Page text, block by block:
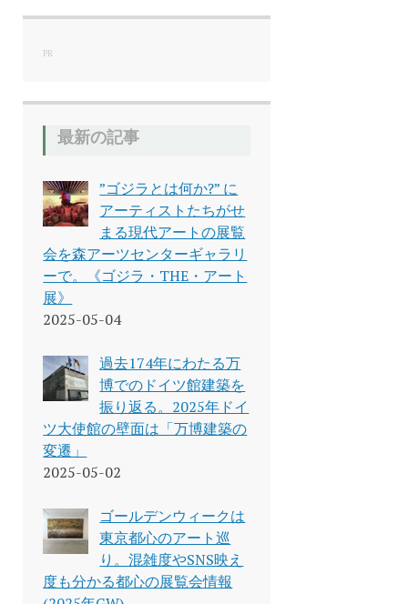
リ
PR
最新の記事
”ゴジラとは何か?” に
アーティストたちがせ
まる現代アートの展覧
会を森アーツセンターギャラリ
ーで。《ゴジラ・THE・アート
展》
2025-05-04
過去174年にわたる万
博でのドイツ館建築を
振り返る。2025年ドイ
ツ大使館の壁面は「万博建築の
変遷」
2025-05-02
ゴールデンウィークは
東京都心のアート巡
り。混雑度やSNS映え
度も分かる都心の展覧会情報